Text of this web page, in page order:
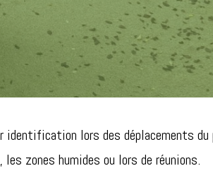
identification lors des déplacements du
zones humides ou lors de réunions.